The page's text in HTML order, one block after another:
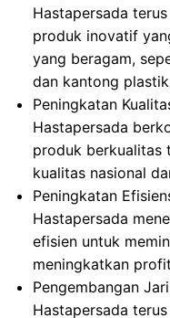
Hastapersada
produk inovatif
yang beragam,
dan kantong
Peningkatan
Hastapersada
produk berkualitas
kualitas nasional
Peningkatan
Hastapersada
efisien untuk
meningkatkan
Pengembangan
Hastapersada